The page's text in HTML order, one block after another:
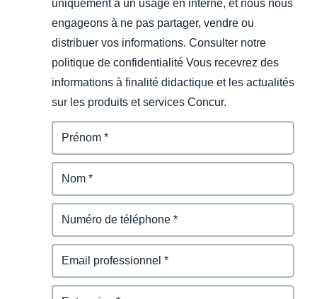
uniquement à un usage en interne, et nous nous
engageons à ne pas partager, vendre ou
distribuer vos informations. Consulter notre
politique de confidentialité Vous recevrez des
informations à finalité didactique et les actualités
sur les produits et services Concur.